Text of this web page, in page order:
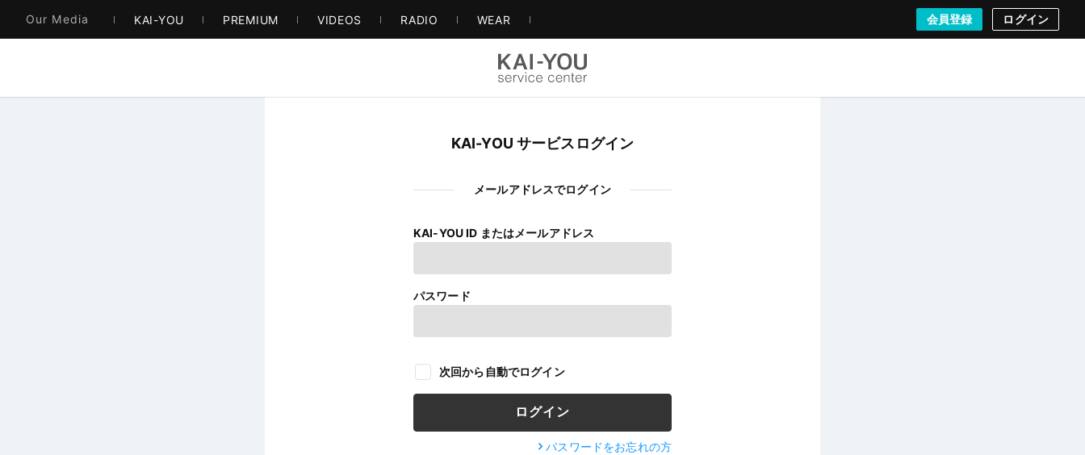
Our Media KAI-YOU PREMIUM VIDEOS RADIO WEAR 会員登録 ログイン
KAI-YOU サービスログイン
メールアドレスでログイン
KAI-YOU ID またはメールアドレス
パスワード
次回から自動でログイン
パスワードをお忘れの方